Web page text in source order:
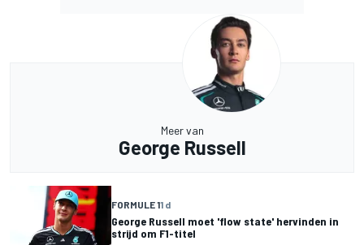
Meer van
George Russell
FORMULE 11 d
George Russell moet 'flow state' hervinden in
strijd om F1-titel